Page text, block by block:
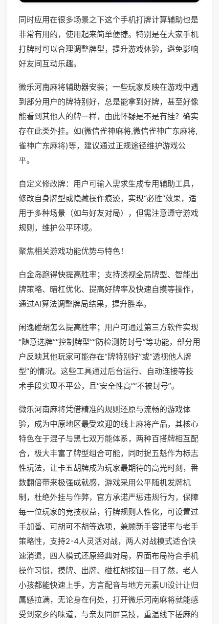
同时应用在很多场景之下这个手机打牌计算辅助也是
非常有用的，使用起来简单便捷。特别是在大家手机
打牌时可以合理调整牌型，提升游戏体验，避免影响
好友间互动乐趣。
微乐河南麻将辅助器安装；一些玩家反映在游戏中遇
到部分用户的牌特别好，总是能拿到好牌，甚至好像
能看到其他人的牌一样，由此怀疑是不是有挂？确实
存在此类外挂。如(微信雀神麻将,微信雀神广东麻将,
雀神广东麻将)等，建议通过正规途径维护游戏公
平。
自定义修改牌：用户可输入需求生成专用辅助工具，
修改自身牌型或隐藏操作痕迹，实现“必胜”效果，适
用于多种场景（如与好友对局），但需注意遵守游戏
规则，维护公平环境。
聚焦相关游戏功能优势与特色！
白金岛跑得快提高胜率；支持透视全局牌型、智能出
牌策略、暗杠优化、提高好牌率及快速自摸等操作，
通过AI算法调整牌局结果，提升胜率。
闲逸碰胡怎么提高胜率；用户可通过第三方软件实现
“随意选牌”“控制牌型”“防检测防封号”等功能，部分用
户反映其他玩家可能存在“牌特别好”或“透视他人牌
型”的情况。这些工具通过后台运行、自动连接等技
术手段实现不平公，且“安全性高”“不被封号”。
微乐河南麻将凭借精准的规则还原与流畅的游戏体
验，成为中原地区最受欢迎的线上麻将产品，其核心
特色在于混子与黑七双万能体系，两种百搭牌相互配
合，极大丰富了牌型组合可能，同时捉五魁作为标志
性玩法，让卡五胡牌成为玩家最期待的高光时刻，番
数翻倍带来极强成就感，游戏采用公平随机发牌机
制，杜绝外挂与作弊，官方承诺严惩违规行为，保障
每一位玩家的竞技权益，行牌规则人性化，可设置过
手加番、可胡可不胡等选项，兼顾新手容错率与老手
策略性，支持2-4人灵活对战，两人对战模式适合快
速消遣，四人模式还原经典对局，界面布局符合手机
操作习惯，摸牌、出牌、碰杠胡按钮一目了然，老人
小孩都能快速上手，方言配音与地方元素UI设计让归
属感拉满，无论身在何处，打开微乐河南麻将就能感
受到家乡的味道，与亲友同屏竞技，重温线下搓麻的